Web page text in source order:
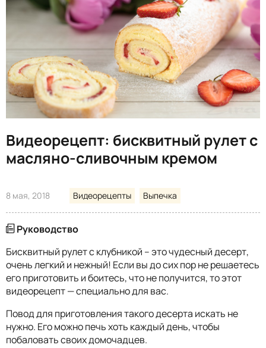
Видеорецепт: бисквитный рулет с
масляно-сливочным кремом
8 мая, 2018 Видеорецепты Выпечка
Руководство
Бисквитный рулет с клубникой – это чудесный десерт,
очень легкий и нежный! Если вы до сих пор не решаетесь
его приготовить и боитесь, что не получится, то этот
видеорецепт — специально для вас.
Повод для приготовления такого десерта искать не
нужно. Его можно печь хоть каждый день, чтобы
побаловать своих домочадцев.